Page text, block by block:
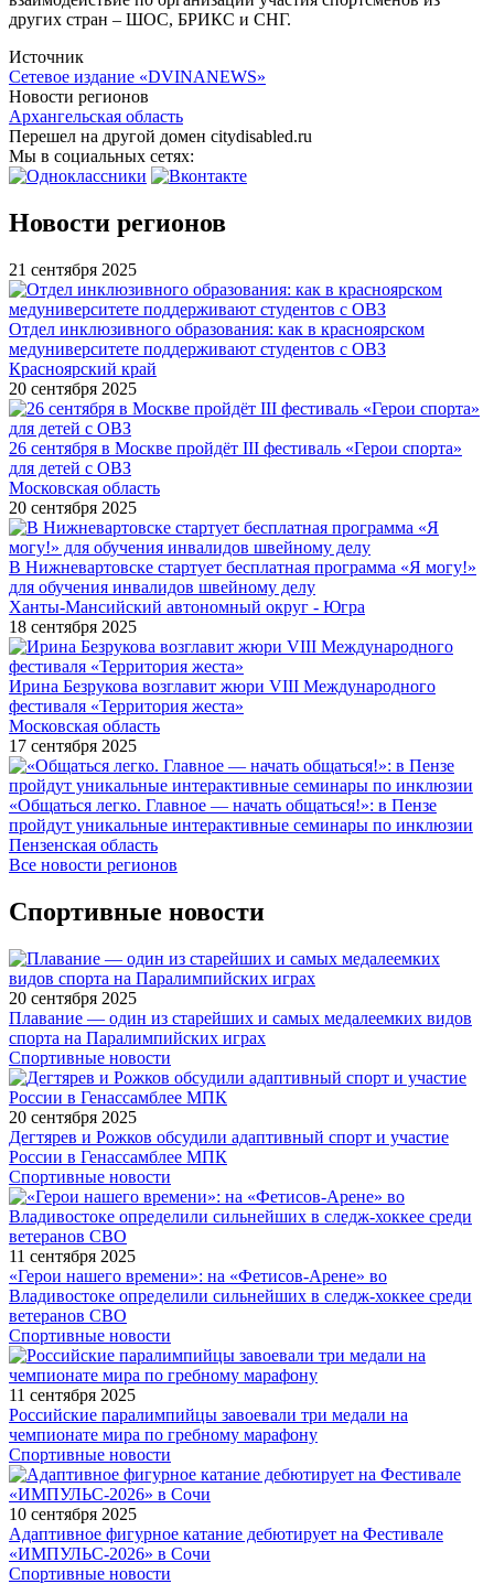
других стран – ШОС, БРИКС и СНГ.
Источник
Сетевое издание «DVINANEWS»
Новости регионов
Архангельская область
Перешел на другой домен citydisabled.ru
Мы в социальных сетях:
Новости регионов
21 сентября 2025
Отдел инклюзивного образования: как в красноярском
медуниверситете поддерживают студентов с ОВЗ
Красноярский край
20 сентября 2025
26 сентября в Москве пройдёт III фестиваль «Герои спорта»
для детей с ОВЗ
Московская область
20 сентября 2025
В Нижневартовске стартует бесплатная программа «Я могу!»
для обучения инвалидов швейному делу
Ханты-Мансийский автономный округ - Югра
18 сентября 2025
Ирина Безрукова возглавит жюри VIII Международного
фестиваля «Территория жеста»
Московская область
17 сентября 2025
«Общаться легко. Главное — начать общаться!»: в Пензе
пройдут уникальные интерактивные семинары по инклюзии
Пензенская область
Все новости регионов
Спортивные новости
20 сентября 2025
Плавание — один из старейших и самых медалеемких видов
спорта на Паралимпийских играх
Спортивные новости
20 сентября 2025
Дегтярев и Рожков обсудили адаптивный спорт и участие
России в Генассамблее МПК
Спортивные новости
11 сентября 2025
«Герои нашего времени»: на «Фетисов-Арене» во
Владивостоке определили сильнейших в следж-хоккее среди
ветеранов СВО
Спортивные новости
11 сентября 2025
Российские паралимпийцы завоевали три медали на
чемпионате мира по гребному марафону
Спортивные новости
10 сентября 2025
Адаптивное фигурное катание дебютирует на Фестивале
«ИМПУЛЬС-2026» в Сочи
Спортивные новости